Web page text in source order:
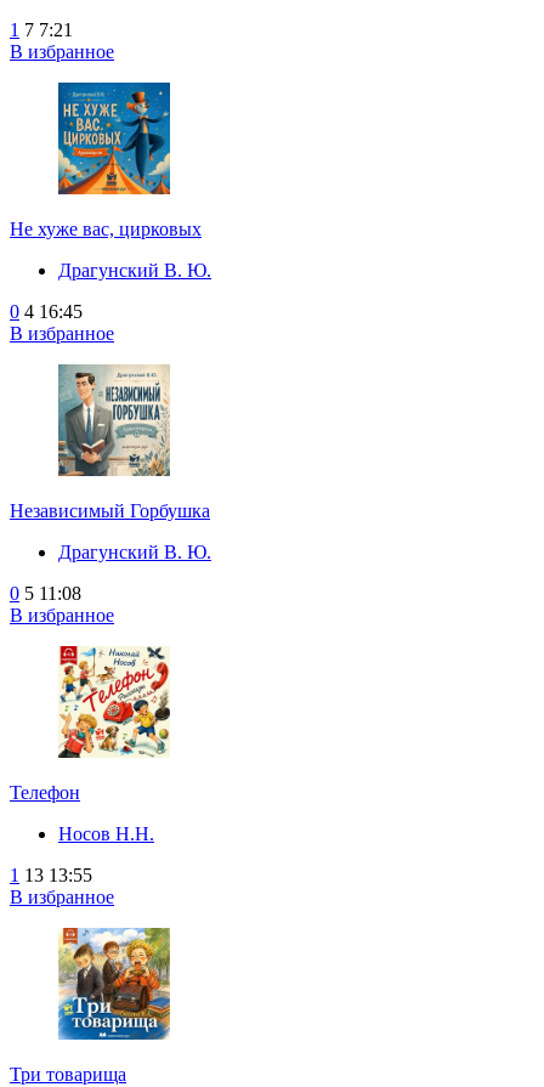
1 7 7:21
В избранное
Не хуже вас, цирковых
Драгунский В. Ю.
0 4 16:45
В избранное
Независимый Горбушка
Драгунский В. Ю.
0 5 11:08
В избранное
Телефон
Носов Н.Н.
1 13 13:55
В избранное
Три товарища